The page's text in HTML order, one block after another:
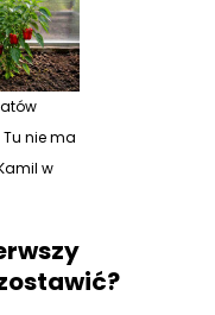
nie ma
w